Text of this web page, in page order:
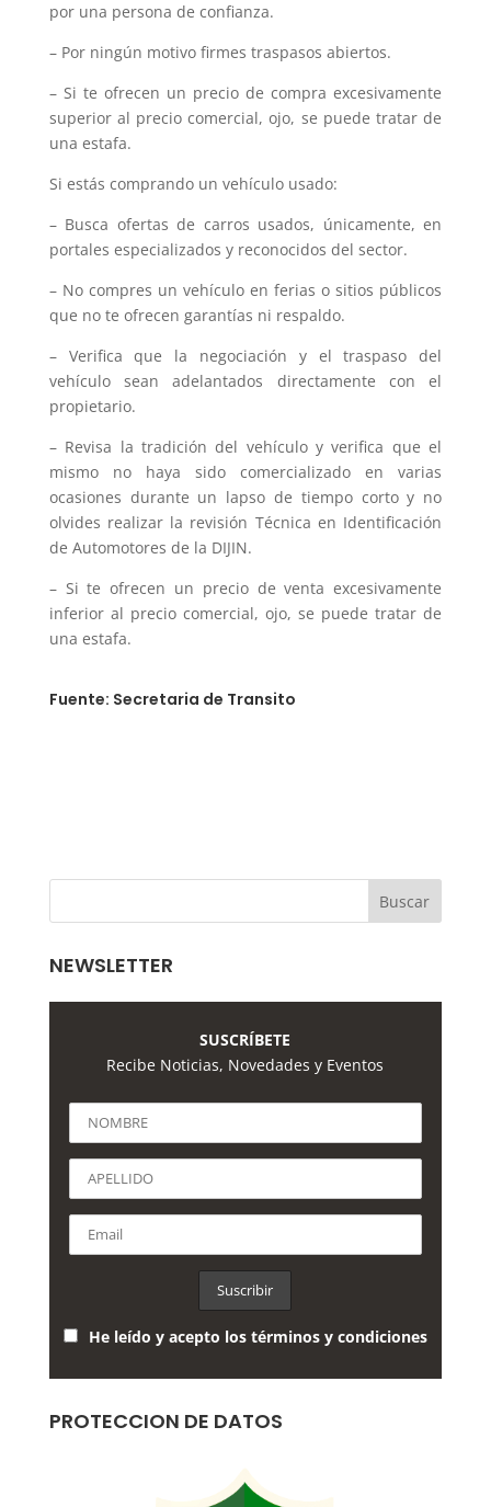
por una persona de confianza.
– Por ningún motivo firmes traspasos abiertos.
– Si te ofrecen un precio de compra excesivamente
superior al precio comercial, ojo, se puede tratar de
una estafa.
Si estás comprando un vehículo usado:
– Busca ofertas de carros usados, únicamente, en
portales especializados y reconocidos del sector.
– No compres un vehículo en ferias o sitios públicos
que no te ofrecen garantías ni respaldo.
– Verifica que la negociación y el traspaso del
vehículo sean adelantados directamente con el
propietario.
– Revisa la tradición del vehículo y verifica que el
mismo no haya sido comercializado en varias
ocasiones durante un lapso de tiempo corto y no
olvides realizar la revisión Técnica en Identificación
de Automotores de la DIJIN.
– Si te ofrecen un precio de venta excesivamente
inferior al precio comercial, ojo, se puede tratar de
una estafa.
Fuente: Secretaria de Transito
NEWSLETTER
SUSCRÍBETE
Recibe Noticias, Novedades y Eventos
He leído y acepto los términos y condiciones
PROTECCION DE DATOS